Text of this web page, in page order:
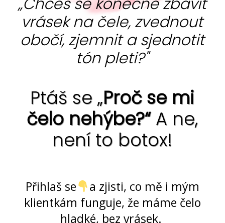
vrásek na čele, zvednout
obočí, zjemnit a sjednotit
tón pleti?"
Ptáš se „Proč se mi
čelo nehýbe?“A ne,
není to botox!
Přihlaš se
a zjisti, co mě i mým
klientkám funguje, že máme čelo
hladké, bez vrásek.